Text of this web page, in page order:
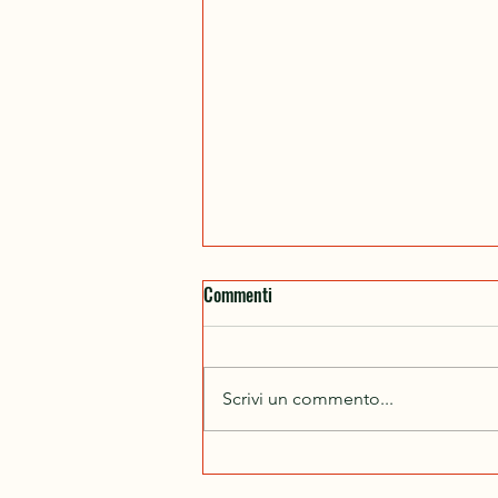
Dal 24 al 31 ottobre 2026
Commenti
Scrivi un commento...